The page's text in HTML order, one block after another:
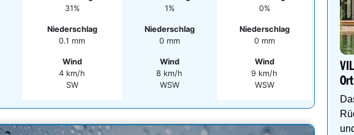
31%
Niederschlag
0.1 mm
Wind
4 km/h
SW
1%
Niederschlag
0 mm
Wind
8 km/h
WSW
0%
Niederschlag
0 mm
Wind
9 km/h
WSW